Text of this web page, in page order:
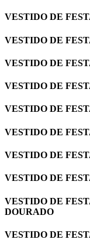
VESTIDO DE
VESTIDO DE
VESTIDO DE
VESTIDO DE
VESTIDO DE
VESTIDO DE
VESTIDO DE
VESTIDO DE
VESTIDO DE
DOURADO
VESTIDO DE